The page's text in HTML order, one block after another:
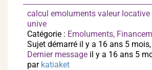
calcul emoluments valeur
unive
Catégorie : Emoluments,
Sujet démarré il y a 16 ans 5
Dernier message il y a 16 ans 5
par katiaket